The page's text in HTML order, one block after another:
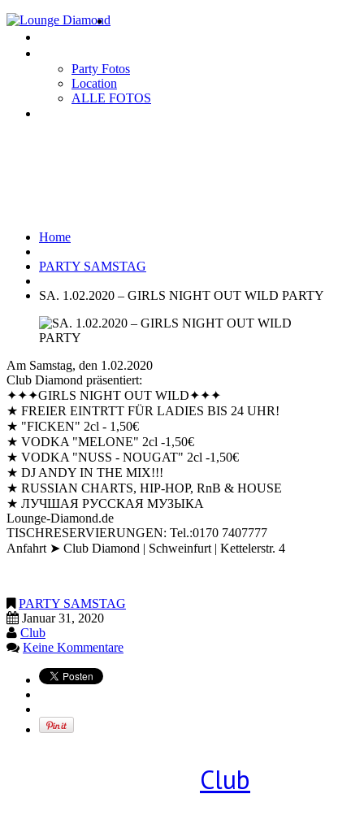
Party Fotos
Location
ALLE FOTOS
Home
PARTY SAMSTAG
SA. 1.02.2020 – GIRLS NIGHT OUT WILD PARTY
Am Samstag, den 1.02.2020
Club Diamond präsentiert:
✦✦✦GIRLS NIGHT OUT WILD✦✦✦
★ FREIER EINTRTT FÜR LADIES BIS 24 UHR!
★ "FICKEN" 2cl - 1,50€
★ VODKA "MELONE" 2cl -1,50€
★ VODKA "NUSS - NOUGAT" 2cl -1,50€
★ DJ ANDY IN THE MIX!!!
★ RUSSIAN CHARTS, HIP-HOP, RnB & HOUSE
★ ЛУЧШАЯ РУССКАЯ МУЗЫКА
Lounge-Diamond.de
TISCHRESERVIERUNGEN: Tel.:0170 7407777
Anfahrt ➤ Club Diamond | Schweinfurt | Kettelerstr. 4
PARTY SAMSTAG
Januar 31, 2020
Club
Keine Kommentare
Club